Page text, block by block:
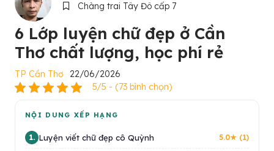
Chàng trai Tây Đô cấp 7
6 Lớp luyện chữ đẹp ở Cần
Thơ chất lượng, học phí rẻ
TP Cần Thơ
22/06/2026
5/5 - (73 bình chọn)
NỘI DUNG XẾP HẠNG
1. Luyện viết chữ đẹp cô Quỳnh 5.0★ (1)